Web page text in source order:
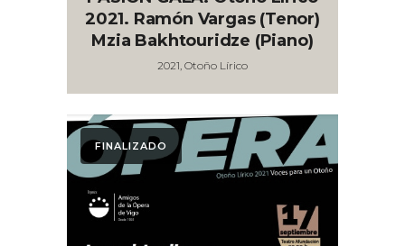
2021. Ramón Vargas (tenor)
Mzia Bakhtouridze (piano)
2021, Otoño Lírico
FINALIZADO